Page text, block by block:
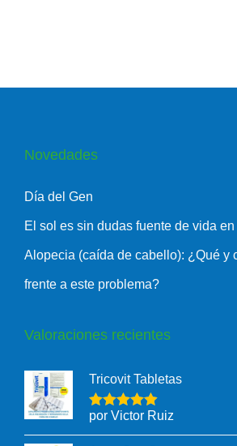
Novedades
Día del Gen
El sol es sin dudas fuente de vida
Alopecia (caída de cabello): ¿Qué y
frente a este problema?
Valoraciones recientes
Tricovit Tabletas
por Victor Ruiz